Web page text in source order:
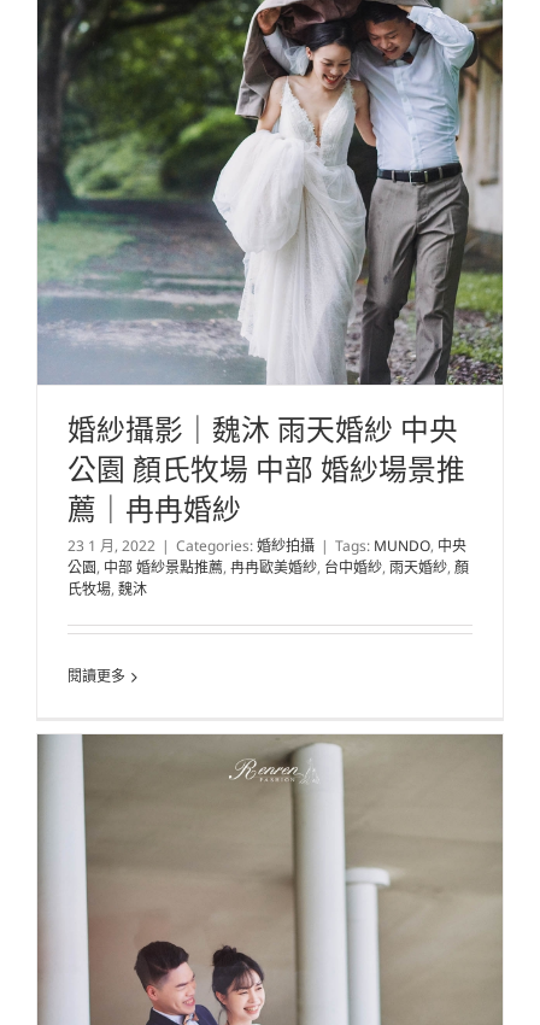
婚紗攝影｜魏沐 雨天婚紗 中央
公園 顏氏牧場 中部 婚紗場景推
薦｜冉冉婚紗
23 1 月, 2022 | Categories:婚紗拍攝 | Tags: MUNDO, 中央
公園, 中部 婚紗景點推薦, 冉冉歐美婚紗, 台中婚紗, 雨天婚紗, 顏
氏牧場, 魏沐
閱讀更多